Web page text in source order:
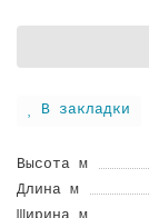
В закладки
Высота м
Длина м